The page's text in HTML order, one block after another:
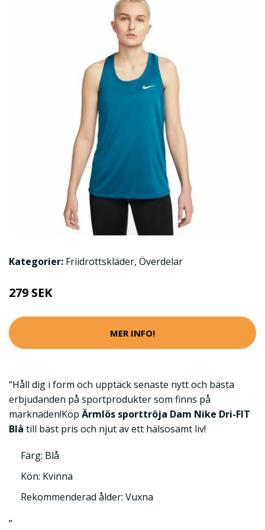
Kategorier: Friidrottskläder, Överdelar
279 SEK
MER INFO!
“Håll dig i form och upptäck senaste nytt och bästa
erbjudanden på sportprodukter som finns på
marknaden!Köp Ärmlös sporttröja Dam Nike Dri-FIT
Blå till bäst pris och njut av ett hälsosamt liv!
Färg: Blå
Kön: Kvinna
Rekommenderad ålder: Vuxna
”